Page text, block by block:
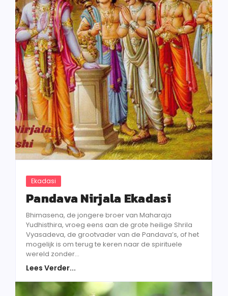
Ekadasi
Pandava Nirjala Ekadasi
Bhimasena, de jongere broer van Maharaja
Yudhisthira, vroeg eens aan de grote heilige Shrila
Vyasadeva, de grootvader van de Pandava’s, of het
mogelijk is om terug te keren naar de spirituele
wereld zonder...
Lees Verder...